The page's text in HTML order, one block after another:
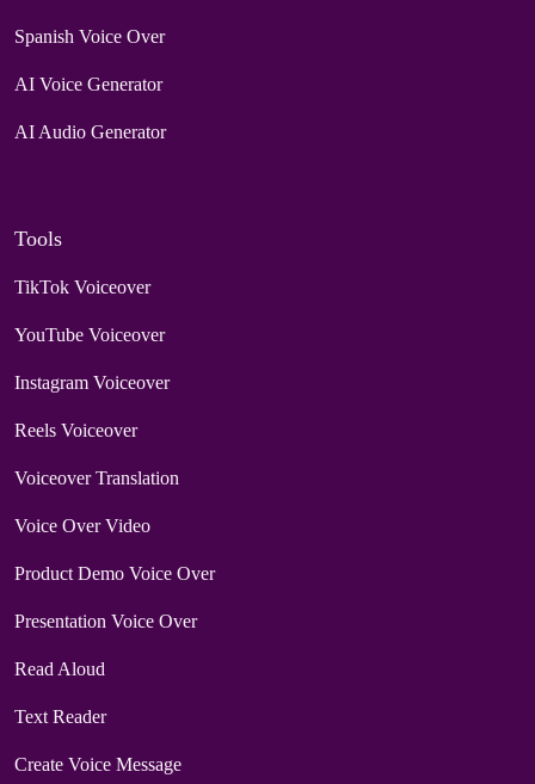
Spanish Voice Over
AI Voice Generator
AI Audio Generator
Tools
TikTok Voiceover
YouTube Voiceover
Instagram Voiceover
Reels Voiceover
Voiceover Translation
Voice Over Video
Product Demo Voice Over
Presentation Voice Over
Read Aloud
Text Reader
Create Voice Message